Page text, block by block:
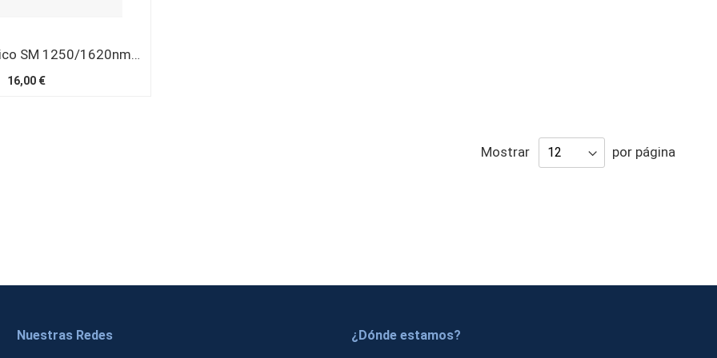
Atenuador optico SM 1250/1620nm SC/UPC 15 dB
16,00 €
Mostrar por página
Nuestras Redes ¿Dónde estamos?